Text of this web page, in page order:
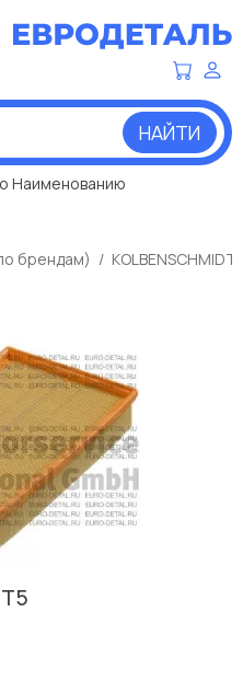
НАЙТИ
Наименованию
брендам) KOLBENSCHMIDT